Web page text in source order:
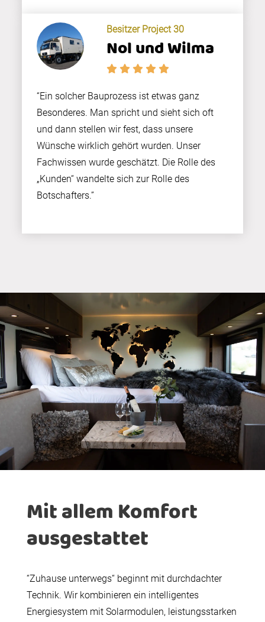
Besitzer Project 30
Nol und Wilma
“Ein solcher Bauprozess ist etwas ganz
Besonderes. Man spricht und sieht sich oft
und dann stellen wir fest, dass unsere
Wünsche wirklich gehört wurden. Unser
Fachwissen wurde geschätzt. Die Rolle des
„Kunden“ wandelte sich zur Rolle des
Botschafters.”
Mit allem Komfort
ausgestattet
“Zuhause unterwegs“ beginnt mit durchdachter
Technik. Wir kombinieren ein intelligentes
Energiesystem mit Solarmodulen, leistungsstarken